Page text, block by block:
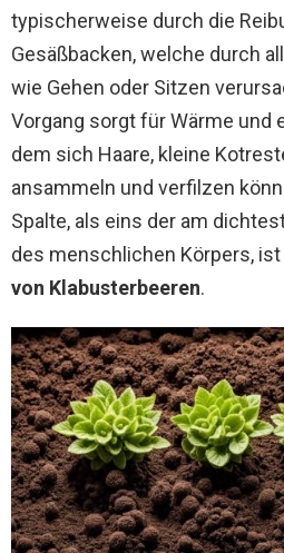
typischerweise durch die
Gesäßbacken, welche durch
wie Gehen oder Sitzen
Vorgang sorgt für Wärme und
dem sich Haare, kleine
ansammeln und verfilzen
Spalte, als eins der am
des menschlichen Körpers,
von Klabusterbeeren.